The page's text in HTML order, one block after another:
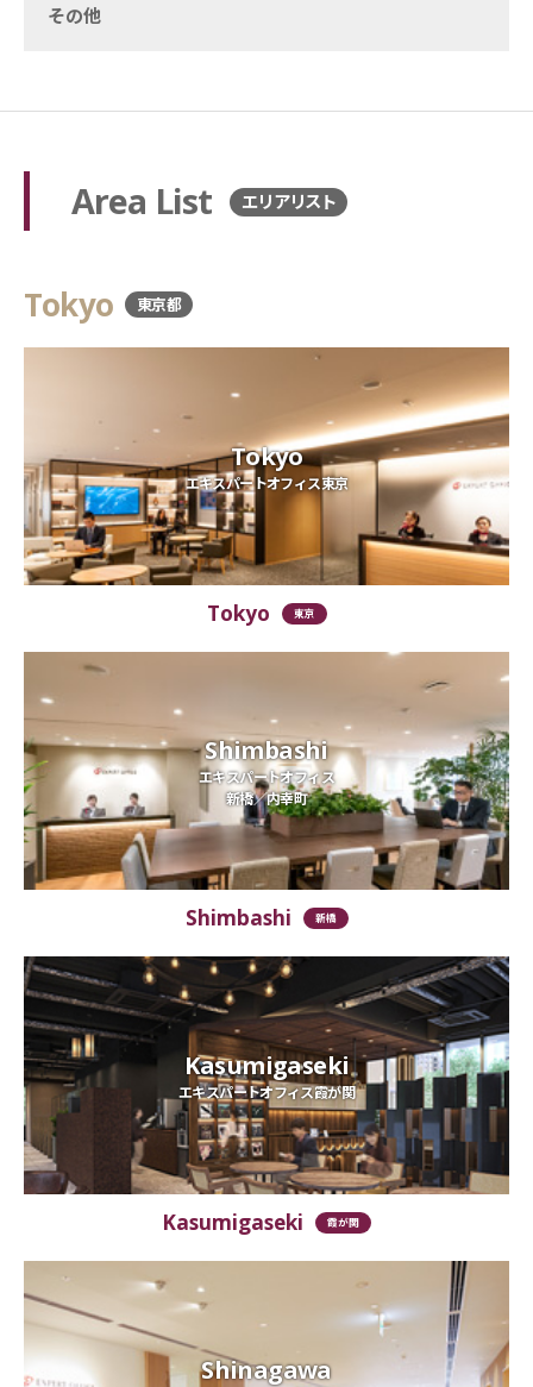
その他
Area List エリアリスト
Tokyo 東京都
Tokyo
エキスパートオフィス東京
Tokyo 東京
Shimbashi
エキスパートオフィス
新橋／内幸町
Shimbashi 新橋
Kasumigaseki
エキスパートオフィス霞が関
Kasumigaseki 霞が関
Shinagawa